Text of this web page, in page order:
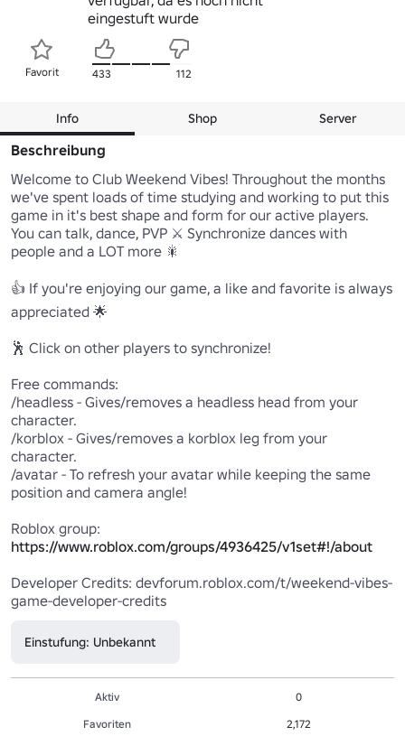
eingestuft wurde
Favorit 433 112
Info Shop Server
Beschreibung
Welcome to Club Weekend Vibes! Throughout the months
we've spent loads of time studying and working to put this
game in it's best shape and form for our active players.
You can talk, dance, PVP ⚔ Synchronize dances with
people and a LOT more 🎇
👍 If you're enjoying our game, a like and favorite is always
appreciated 🌟
🕺 Click on other players to synchronize!
Free commands:
/headless - Gives/removes a headless head from your
character.
/korblox - Gives/removes a korblox leg from your
character.
/avatar - To refresh your avatar while keeping the same
position and camera angle!
https://www.roblox.com/groups/4936425/v1set#!/about
Developer Credits: devforum.roblox.com/t/weekend-vibes-
Einstufung: Unbekannt
Aktiv
0
Favoriten
2,172